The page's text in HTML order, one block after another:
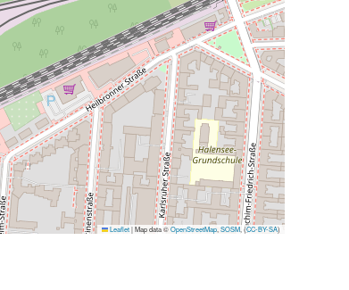
Leaflet|Map data ©OpenStreetMap SOSM , (CC-BY-SA)